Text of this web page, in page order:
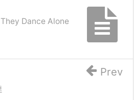
They Dance Alone
Prev